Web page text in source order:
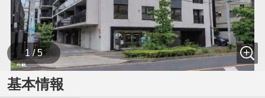
1 / 5
基本情報